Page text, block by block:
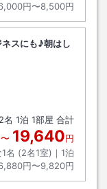
円〜8,500円
ネスにも♪朝はし
2名 1泊 1部屋 合計
〜 19,640円
名 (2名1室)｜ 1泊
円〜9,820円